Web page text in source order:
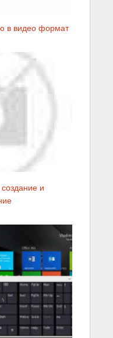
в видео формат
и